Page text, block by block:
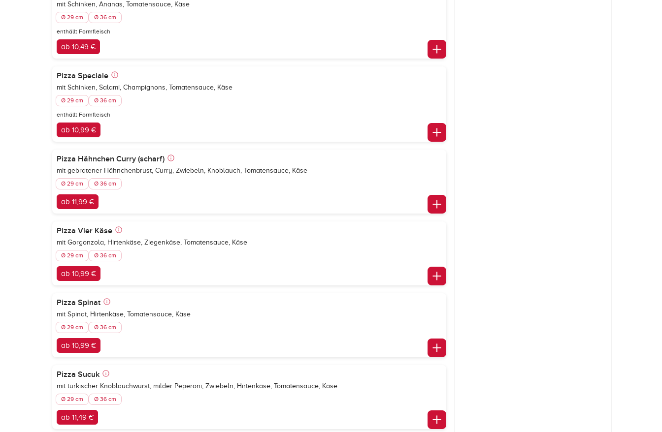
mit Schinken, Ananas, Tomatensauce, Käse
Ø 29 cm Ø 36 cm
enthällt Formfleisch
ab 10,49 €
Pizza Speciale
mit Schinken, Salami, Champignons, Tomatensauce, Käse
Ø 29 cm Ø 36 cm
enthällt Formfleisch
ab 10,99 €
Pizza Hähnchen Curry (scharf)
mit gebratener Hähnchenbrust, Curry, Zwiebeln, Knoblauch, Tomatensauce, Käse
Ø 29 cm Ø 36 cm
ab 11,99 €
Pizza Vier Käse
mit Gorgonzola, Hirtenkäse, Ziegenkäse, Tomatensauce, Käse
Ø 29 cm Ø 36 cm
ab 10,99 €
Pizza Spinat
mit Spinat, Hirtenkäse, Tomatensauce, Käse
Ø 29 cm Ø 36 cm
ab 10,99 €
Pizza Sucuk
mit türkischer Knoblauchwurst, milder Peperoni, Zwiebeln, Hirtenkäse, Tomatensauce, Käse
Ø 29 cm Ø 36 cm
ab 11,49 €